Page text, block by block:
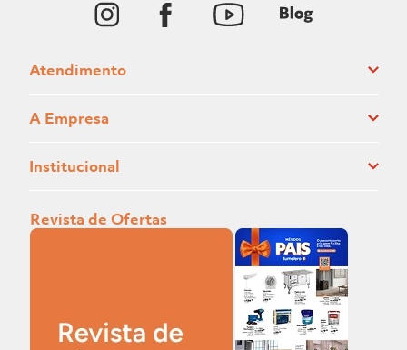
Atendimento
A Empresa
Institucional
Revista de Ofertas